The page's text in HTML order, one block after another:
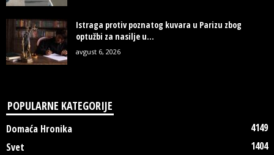
Istraga protiv poznatog kuvara u Parizu zbog
optužbi za nasilje u...
avgust 6, 2026
POPULARNE KATEGORIJE
Domaća Hronika
4149
Svet
1404